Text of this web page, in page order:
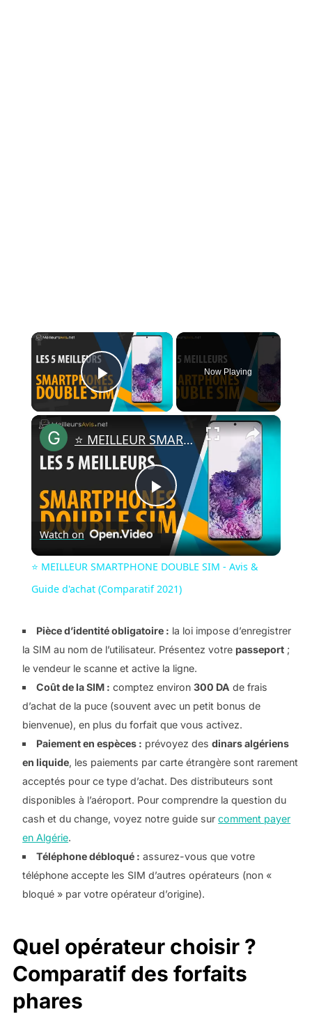
×
Play Video
Now Playing
×
Play Video
⭐️ MEILLEUR SMARTPHONE DOUBLE SIM - Avis & Guide d'achat (Comparatif 2021)
Watch on
⭐️ MEILLEUR SMARTPHONE DOUBLE SIM - Avis &
Guide d'achat (Comparatif 2021)
Pièce d’identité obligatoire : la loi impose d’enregistrer
la SIM au nom de l’utilisateur. Présentez votre passeport ;
le vendeur le scanne et active la ligne.
Coût de la SIM : comptez environ300 DA de frais
d’achat de la puce (souvent avec un petit bonus de
bienvenue), en plus du forfait que vous activez.
Paiement en espèces : prévoyez desdinars algériens
en liquide, les paiements par carte étrangère sont rarement
acceptés pour ce type d’achat. Des distributeurs sont
disponibles à l’aéroport. Pour comprendre la question du
cash et du change, voyez notre guide surcomment payer
en Algérie.
Téléphone débloqué : assurez-vous que votre
téléphone accepte les SIM d’autres opérateurs (non «
bloqué » par votre opérateur d’origine).
Quel opérateur choisir ?
Comparatif des forfaits
phares